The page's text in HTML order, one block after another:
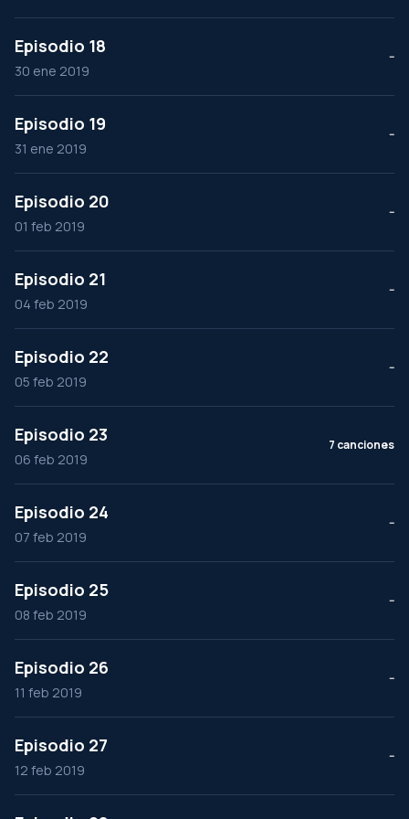
Episodio 18
30 ene 2019
--
Episodio 19
31 ene 2019
--
Episodio 20
01 feb 2019
--
Episodio 21
04 feb 2019
--
Episodio 22
05 feb 2019
--
Episodio 23
06 feb 2019
7 canciones
Episodio 24
07 feb 2019
--
Episodio 25
08 feb 2019
--
Episodio 26
11 feb 2019
--
Episodio 27
12 feb 2019
--